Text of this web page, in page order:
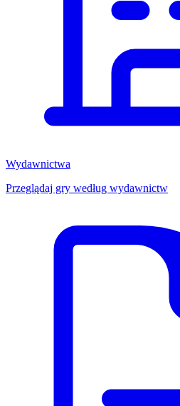
Wydawnictwa
Przeglądaj gry według wydawnictw